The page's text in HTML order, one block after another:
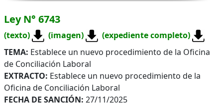
Ley N° 6743
(texto) (imagen)
(expediente completo)
TEMA: Establece un nuevo procedimiento de la Oficina
de Conciliación Laboral
EXTRACTO: Establece un nuevo procedimiento de la
Oficina de Conciliación Laboral
FECHA DE SANCIÓN: 27/11/2025